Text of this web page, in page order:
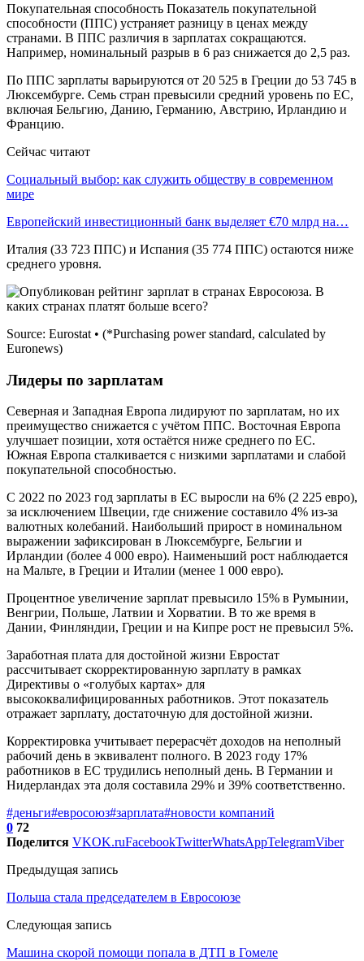
Покупательная способность Показатель покупательной
способности (ППС) устраняет разницу в ценах между
странами. В ППС различия в зарплатах сокращаются.
Например, номинальный разрыв в 6 раз снижается до 2,5 раз.
По ППС зарплаты варьируются от 20 525 в Греции до 53 745 в
Люксембурге. Семь стран превысили средний уровень по ЕС,
включая Бельгию, Данию, Германию, Австрию, Ирландию и
Францию.
Сейчас читают
Социальный выбор: как служить обществу в современном
мире
Европейский инвестиционный банк выделяет €70 млрд на…
Италия (33 723 ППС) и Испания (35 774 ППС) остаются ниже
среднего уровня.
Source: Eurostat • (*Purchasing power standard, calculated by
Euronews)
Лидеры по зарплатам
Северная и Западная Европа лидируют по зарплатам, но их
преимущество снижается с учётом ППС. Восточная Европа
улучшает позиции, хотя остаётся ниже среднего по ЕС.
Южная Европа сталкивается с низкими зарплатами и слабой
покупательной способностью.
С 2022 по 2023 год зарплаты в ЕС выросли на 6% (2 225 евро),
за исключением Швеции, где снижение составило 4% из-за
валютных колебаний. Наибольший прирост в номинальном
выражении зафиксирован в Люксембурге, Бельгии и
Ирландии (более 4 000 евро). Наименьший рост наблюдается
на Мальте, в Греции и Италии (менее 1 000 евро).
Процентное увеличение зарплат превысило 15% в Румынии,
Венгрии, Польше, Латвии и Хорватии. В то же время в
Дании, Финляндии, Греции и на Кипре рост не превысил 5%.
Заработная плата для достойной жизни Евростат
рассчитывает скорректированную зарплату в рамках
Директивы о «голубых картах» для
высококвалифицированных работников. Этот показатель
отражает зарплату, достаточную для достойной жизни.
Корректировка учитывает перерасчёт доходов на неполный
рабочий день в эквивалент полного. В 2023 году 17%
работников в ЕС трудились неполный день. В Германии и
Нидерландах эта доля составила 29% и 39% соответственно.
#деньги#евросоюз#зарплата#новости компаний
0 72
Поделится VKOK.ruFacebookTwitterWhatsAppTelegramViber
Предыдущая запись
Польша стала председателем в Евросоюзе
Следующая запись
Машина скорой помощи попала в ДТП в Гомеле